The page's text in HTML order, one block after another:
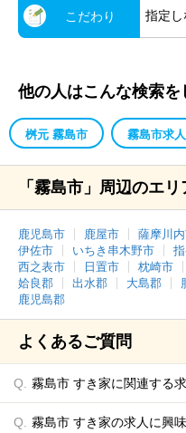
こだわり 指定し
他の人はこんな検索を
桝元 霧島市 霧島市求
「霧島市」周辺のエリ
鹿児島市 鹿屋市 薩摩川
伊佐市
いちき串木野市
西之表市
日置市 枕崎市
姶良郡
出水郡 大島郡
鹿児島郡
よくあるご質問
霧島市 すき家に関連する
霧島市 すき家の求人に興